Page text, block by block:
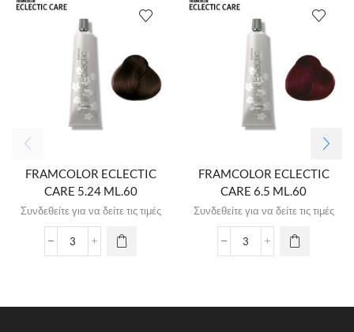
FRAMCOLOR ECLECTIC
CARE 5.24 ML.60
Συνδεθείτε για να δείτε τις τιμές
FRAMCOLOR ECLECTIC
CARE 6.5 ML.60
Συνδεθείτε για να δείτε τις τιμές